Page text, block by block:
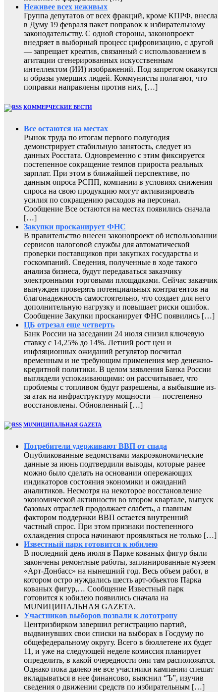
Неживее всех неживых
Группа депутатов от всех фракций, кроме КПРФ, внесла
в Думу 19 февраля пакет поправок к избирательному
законодательству. С одной стороны, законопроект
внедряет в выборный процесс цифровизацию, с другой
— запрещает креатив, связанный с использованием в
агитации сгенерированных искусственным
интеллектом (ИИ) изображений. Под запретом окажутся
и образы умерших людей. Коммунисты полагают, что
поправки направлены против них, […]
КОММЕРЧЕСКИЕ ВЕСТИ
Все остаются на местах
Рынок труда по итогам первого полугодия
демонстрирует стабильную занятость, следует из
данных Росстата. Одновременно с этим фиксируется
постепенное сокращение темпов прироста реальных
зарплат. При этом в ближайшей перспективе, по
данным опроса РСПП, компании в условиях снижения
спроса на свою продукцию могут активизировать
усилия по сокращению расходов на персонал.
Сообщение Все остаются на местах появились сначала
[…]
Закупки просканирует ФНС
В правительство внесен законопроект об использовании
сервисов налоговой службы для автоматической
проверки поставщиков при закупках государства и
госкомпаний. Сведения, полученные в ходе такого
анализа бизнеса, будут передаваться заказчику
электронными торговыми площадками. Сейчас заказчик
вынужден проверять потенциальных контрагентов на
благонадежность самостоятельно, что создает для него
дополнительную нагрузку и повышает риски ошибок.
Сообщение Закупки просканирует ФНС появились […]
ЦБ отрезал еще четверть
Банк России на заседании 24 июля снизил ключевую
ставку с 14,25% до 14%. Летний рост цен и
инфляционных ожиданий регулятор посчитал
временным и не требующим применения мер денежно-
кредитной политики. В целом заявления Банка России
выглядели успокаивающими: он рассчитывает, что
проблемы с топливом будут разрешены, а выбывшие из-
за атак на инфраструктуру мощности — постепенно
восстановлены. Обновленный […]
MUNИЦИПАЛЬНАЯ GAZЕТА
Потребители удерживают ВВП от спада
Опубликованные ведомствами макроэкономические
данные за июнь подтвердили выводы, которые ранее
можно было сделать на основании опережающих
индикаторов состояния экономики и ожиданий
аналитиков. Несмотря на некоторое восстановление
экономической активности во втором квартале, выпуск
базовых отраслей продолжает слабеть, а главным
фактором поддержки ВВП остается внутренний
частный спрос. При этом признаки постепенного
охлаждения спроса начинают проявляться не только […]
Известный парк готовится к юбилею
В последний день июля в Парке кованых фигур были
закончены ремонтные работы, запланированные музеем
«Арт-Донбасс» на нынешний год. Весь объем работ, в
котором остро нуждались шесть арт-обьектов Парка
кованых фигур,… Сообщение Известный парк
готовится к юбилею появились сначала на
MUNИЦИПАЛЬНАЯ GAZЕТА.
Участников выборов позвали к лототрону
Центризбирком завершил регистрацию партий,
выдвинувших свои списки на выборах в Госдуму по
общефедеральному округу. Всего в бюллетене их будет
11, и уже на следующей неделе комиссия планирует
определить, в какой очередности они там расположатся.
Однако пока далеко не все участники кампании спешат
вкладываться в нее финансово, выяснил “Ъ”, изучив
сведения о движении средств по избирательным […]